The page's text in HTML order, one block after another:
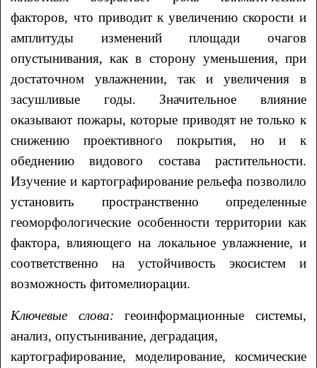
факторов, что приводит к увеличению скорости и
амплитуды изменений площади очагов
опустынивания, как в сторону уменьшения, при
достаточном увлажнении, так и увеличения в
засушливые годы. Значительное влияние
оказывают пожары, которые приводят не только к
снижению проективного покрытия, но и к
обеднению видового состава растительности.
Изучение и картографирование рельефа позволило
установить пространственно определенные
геоморфологические особенноститерритории как
фактора, влияющего на локальное увлажнение, и
соответственно на устойчивость экосистем и
возможность фитомелиорации.
Ключевые слова: геоинформационные системы,
анализ, опустынивание, деградация,
картографирование, моделирование, космические